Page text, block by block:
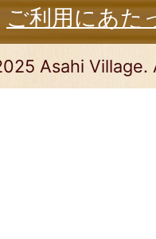
ご利用にあた
Asahi Village.